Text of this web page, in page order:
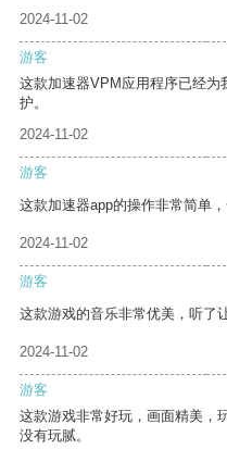
2024-11-02
游客
这款加速器VPM应用程序已经
护。
2024-11-02
游客
这款加速器app的操作非常简单
2024-11-02
游客
这款游戏的音乐非常优美，听了
2024-11-02
游客
这款游戏非常好玩，画面精美，
没有玩腻。